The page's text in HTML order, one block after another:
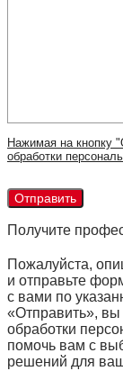
Нажимая на кнопку
обработки
Получите
Пожалуйста,
и отправьте
с вами по
«Отправить», вы
обработки
помочь вам с
решений для